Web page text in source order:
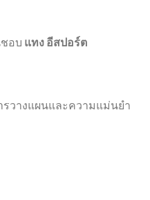
อบ แทง อีสปอร์ต
รวางแผนและความแม่นยำ